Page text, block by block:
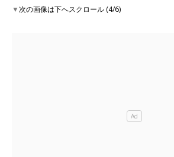
▼次の画像は下へスクロール (4/6)